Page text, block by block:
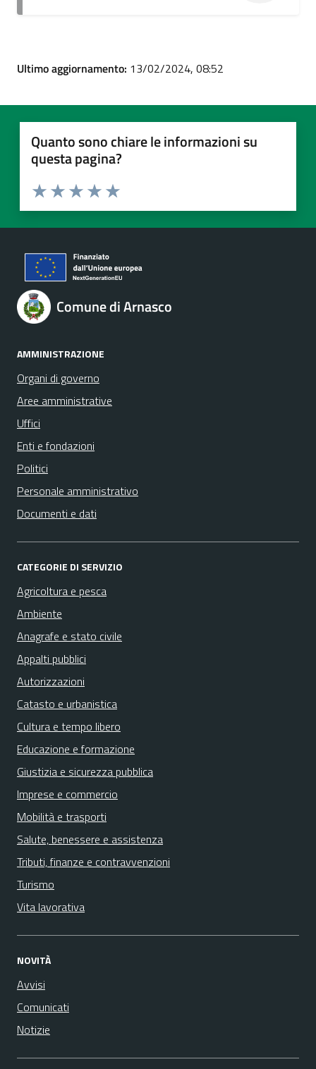
Ultimo aggiornamento: 13/02/2024, 08:52
Quanto sono chiare le informazioni su
questa pagina?
Valuta 5 stelle su 5
Valuta 4 stelle su 5
Valuta 3 stelle su 5
Valuta 2 stelle su 5
Valuta 1 stelle su 5
Comune di Arnasco
AMMINISTRAZIONE
Organi di governo
Aree amministrative
Uffici
Enti e fondazioni
Politici
Personale amministrativo
Documenti e dati
CATEGORIE DI SERVIZIO
Agricoltura e pesca
Ambiente
Anagrafe e stato civile
Appalti pubblici
Autorizzazioni
Catasto e urbanistica
Cultura e tempo libero
Educazione e formazione
Giustizia e sicurezza pubblica
Imprese e commercio
Mobilità e trasporti
Salute, benessere e assistenza
Tributi, finanze e contravvenzioni
Turismo
Vita lavorativa
NOVITÀ
Avvisi
Comunicati
Notizie